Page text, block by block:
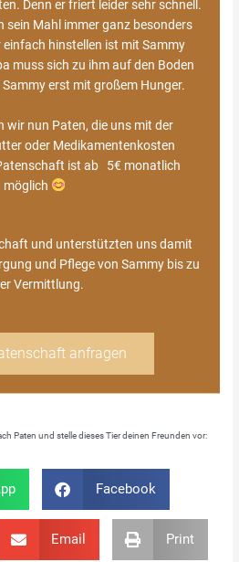
Denn er friert leider sehr schnell.
sein Mahl immer ganz besonders
einfach hinstellen ist mit Sammy
muss sich zu ihm auf den Boden
erst mit großem Hunger.
wir nun Paten, die uns mit der
oder Medikamentenkosten
ist ab 5€ monatlich
möglich
und unterstützten uns damit
und Pflege von Sammy bis zu
Vermittlung.
anfragen
Paten und stelle dieses Tier deinen Freunden vor:
Facebook
Email Print